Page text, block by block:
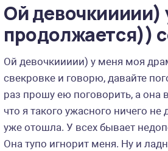
Ой девочкиииии)
продолжается))
Ой девочкиииии) у меня моя
свекровке и говорю, давайте
раз прошу ею поговорить, а она
что я такого ужасного ничего
уже отошла. У всех бывает
Она тупо игнорит меня. Ну и